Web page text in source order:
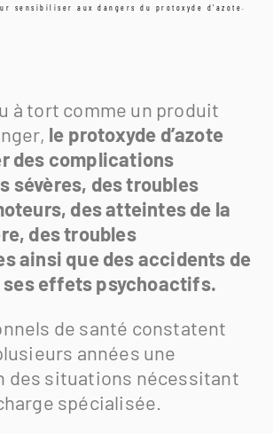
sensibiliser aux dangers du protoxyde d'azote.
à tort comme un produit
le protoxyde d’azote
des complications
sévères, des troubles
des atteintes de la
des troubles
ainsi que des accidents de
ses effets psychoactifs.
de santé constatent
années une
des situations nécessitant
spécialisée.